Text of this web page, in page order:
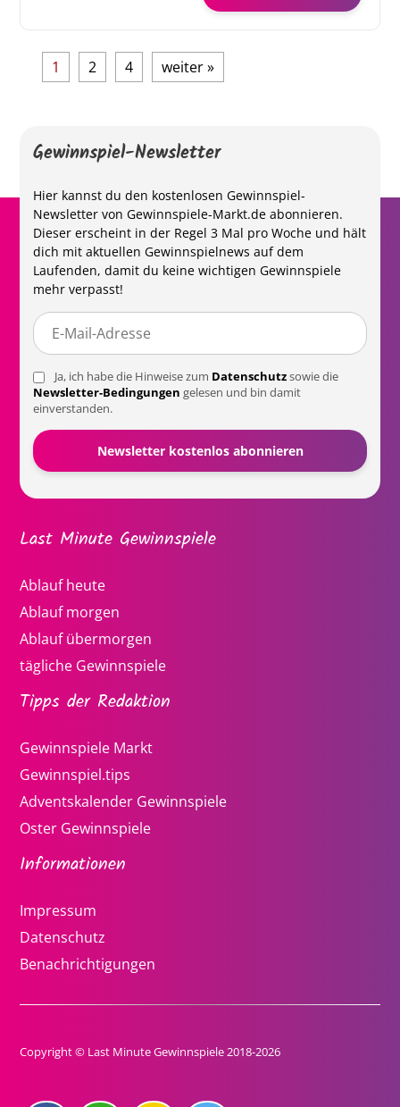
1 2 4 weiter »
Gewinnspiel-Newsletter
Hier kannst du den kostenlosen Gewinnspiel-
Newsletter von Gewinnspiele-Markt.de abonnieren.
Dieser erscheint in der Regel 3 Mal pro Woche und hält
dich mit aktuellen Gewinnspielnews auf dem
Laufenden, damit du keine wichtigen Gewinnspiele
mehr verpasst!
Ja, ich habe die Hinweise zum Datenschutzsowie die
Newsletter-Bedingungen gelesen und bin damit
einverstanden.
Last Minute Gewinnspiele
Ablauf heute
Ablauf morgen
Ablauf übermorgen
tägliche Gewinnspiele
Tipps der Redaktion
Gewinnspiele Markt
Gewinnspiel.tips
Adventskalender Gewinnspiele
Oster Gewinnspiele
Informationen
Impressum
Datenschutz
Benachrichtigungen
Copyright © Last Minute Gewinnspiele 2018-2026